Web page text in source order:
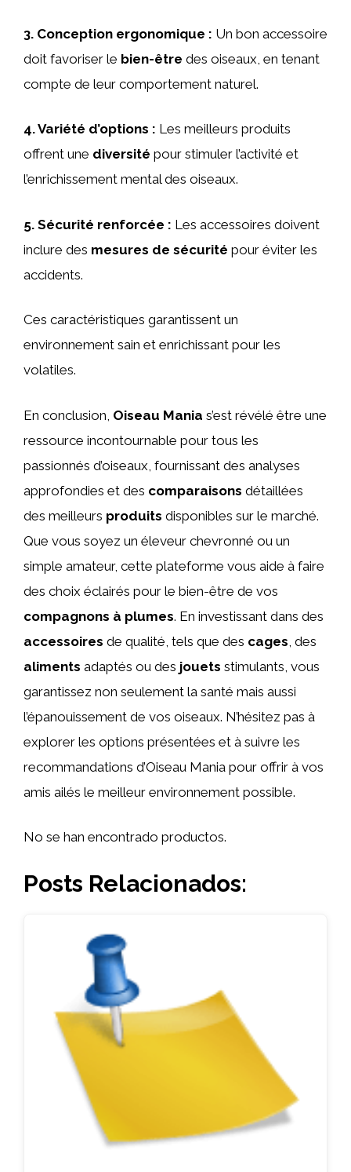
3. Conception ergonomique : Un bon accessoire
doit favoriser le bien-être des oiseaux, en tenant
compte de leur comportement naturel.
4.Variété d’options : Les meilleurs produits
offrent une diversité pour stimuler l’activité et
l’enrichissement mental des oiseaux.
5. Sécurité renforcée : Les accessoires doivent
inclure des mesures de sécurité pour éviter les
accidents.
Ces caractéristiques garantissent un
environnement sain et enrichissant pour les
volatiles.
En conclusion, Oiseau Mania s’est révélé être une
ressource incontournable pour tous les
passionnés d’oiseaux, fournissant des analyses
approfondies et des comparaisons détaillées
des meilleurs produits disponibles sur le marché.
Que vous soyez un éleveur chevronné ou un
simple amateur, cette plateforme vous aide à faire
des choix éclairés pour le bien-être de vos
compagnons à plumes. En investissant dans des
accessoires de qualité, tels que des cages , des
aliments adaptés ou des jouets stimulants, vous
garantissez non seulement la santé mais aussi
l’épanouissement de vos oiseaux. N’hésitez pas à
explorer les options présentées et à suivre les
recommandations d’Oiseau Mania pour offrir à vos
amis ailés le meilleur environnement possible.
No se han encontrado productos.
Posts Relacionados: